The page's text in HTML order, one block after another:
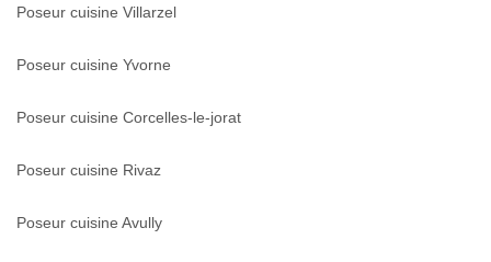
Poseur cuisine Villarzel
Poseur cuisine Yvorne
Poseur cuisine Corcelles-le-jorat
Poseur cuisine Rivaz
Poseur cuisine Avully